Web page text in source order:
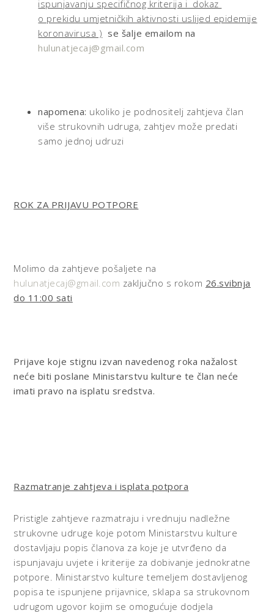
ispunjavanju specifičnog kriterija i dokaz
o prekidu umjetničkih aktivnosti uslijed epidemije
koronavirusa ) se šalje emailom na
hulunatjecaj@gmail.com
napomena: ukoliko je podnositelj zahtjeva član
više strukovnih udruga, zahtjev može predati
samo jednoj udruzi
ROK ZA PRIJAVU POTPORE
Molimo da zahtjeve pošaljete na
hulunatjecaj@gmail.com zaključno s rokom 26.svibnja
do 11:00 sati
Prijave koje stignu izvan navedenog roka nažalost
neće biti poslane Ministarstvu kulture te član neće
imati pravo na isplatu sredstva.
Razmatranje zahtjeva i isplata potpora
Pristigle zahtjeve razmatraju i vrednuju nadležne
strukovne udruge koje potom Ministarstvu kulture
dostavljaju popis članova za koje je utvrđeno da
ispunjavaju uvjete i kriterije za dobivanje jednokratne
potpore. Ministarstvo kulture temeljem dostavljenog
popisa te ispunjene prijavnice, sklapa sa strukovnom
udrugom ugovor kojim se omogućuje dodjela